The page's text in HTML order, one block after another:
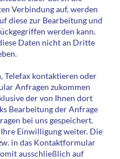
Verbindung auf, werden
diese zur Bearbeitung und
werden kann.
Daten nicht an Dritte
Telefax kontaktieren oder
Anfragen zukommen
der von Ihnen dort
Bearbeitung der Anfrage
bei uns gespeichert.
Einwilligung weiter. Die
in das Kontaktformular
ausschließlich auf